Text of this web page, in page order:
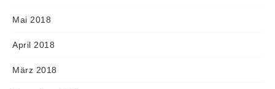
Mai 2018
April 2018
März 2018